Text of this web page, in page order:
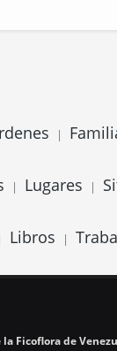
|
| Lugares |
Libros |
Ficoflora de